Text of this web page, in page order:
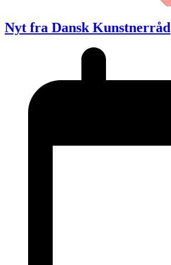
Nyt fra Dansk Kunstnerråd